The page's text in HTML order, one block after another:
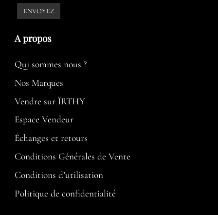
A propos​
Qui sommes nous ?
Nos Marques
Vendre sur ÏRTHY
Espace Vendeur
Échanges et retours
Conditions Générales de Vente
Conditions d’utilisation​
Politique de confidentialité